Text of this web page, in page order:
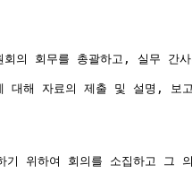
의 회무를 총괄하고, 실무 간
대해 자료의 제출 및 설명, 보
기 위하여 회의를 소집하고 그